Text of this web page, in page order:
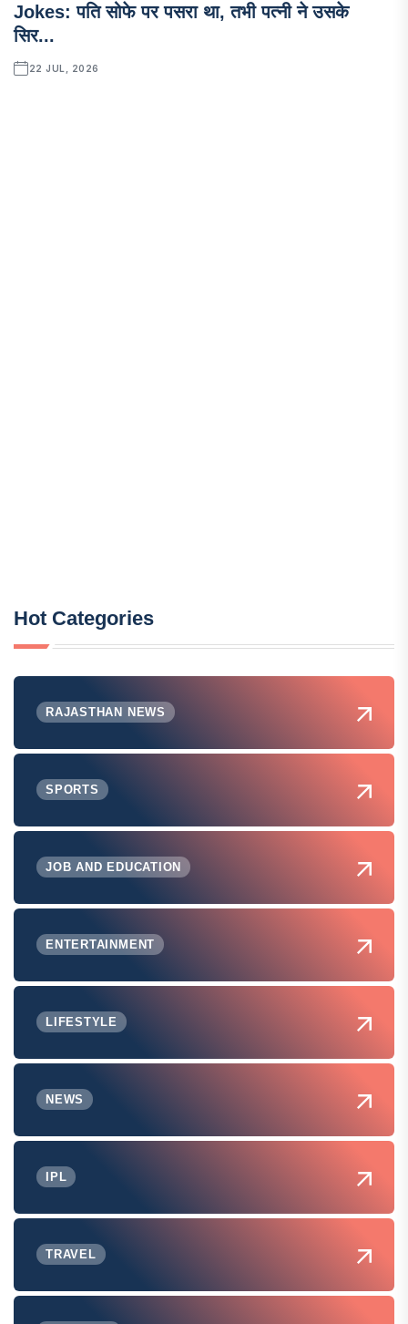
Jokes: पति सोफे पर पसरा था, तभी पत्नी ने उसके
सिर...
22 JUL, 2026
Hot Categories
RAJASTHAN NEWS
SPORTS
JOB AND EDUCATION
ENTERTAINMENT
LIFESTYLE
NEWS
IPL
TRAVEL